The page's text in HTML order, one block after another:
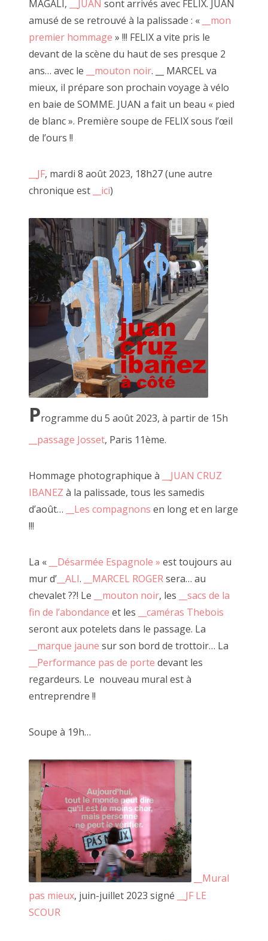
MAGALI, __JUAN sont arrivés avec FELIX. JUAN
amusé de se retrouvé à la palissade : «
__mon
premier hommage » !!! FELIX a vite pris le
devant de la scène du haut de ses presque 2
ans… avec le
__mouton noir. __ MARCEL va
mieux, il prépare son prochain voyage à vélo
en baie de SOMME. JUAN a fait un beau « pied
de blanc ». Première soupe de FELIX sous l’œil
de l’ours !!
__JF, mardi 8 août 2023, 18h27 (une autre
chronique est
__ici)
Programme du 5 août 2023, à partir de 15h
__passage Josset, Paris 11ème.
Hommage photographique à
__JUAN CRUZ
IBANEZ à la palissade, tous les samedis
d’août…
__Les compagnons en long et en large
!!!
La « __Désarmée Espagnole » est toujours au
mur d’ __ALI. __MARCEL ROGERsera… au
chevalet ??! Le
__mouton noir, les
__sacs de la
fin de l’abondance et les
__caméras Thebois
seront aux potelets dans le passage. La
__marque jaune sur son bord de trottoir… La
__Performance pas de porte devant les
regardeurs. Le nouveau mural est à
entreprendre !!
Soupe à 19h…
__Mural
pas mieux, juin-juillet 2023 signé
__JF LE
SCOUR
marqué par les clous des nombreuses expositions qui m'ont
précédées).
La palissade
C'est à l'occasion d'un voyage à vélo que je suis revenu avec
Alexandre Leroux, un ami. Nous avons présenté une
ribambelles de photos, de vidéos et d'objets.
SACHA et ALEX pour "Pédale Pédale" 2018